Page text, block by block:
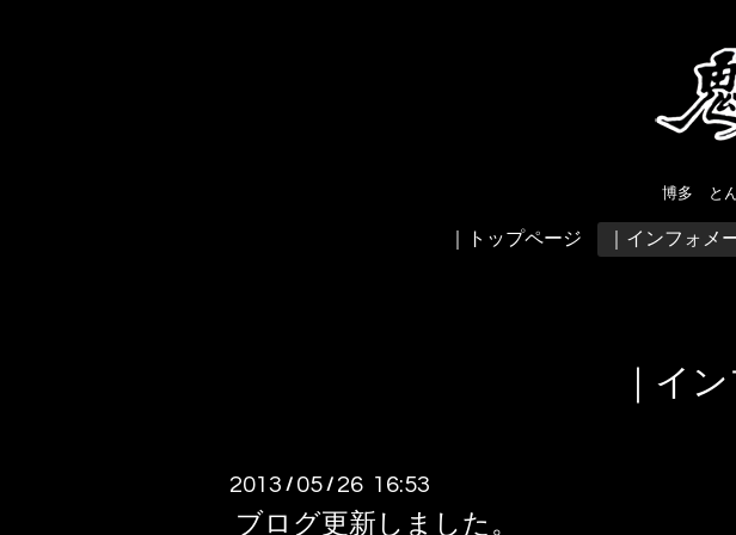
博多 と
｜トップページ ｜インフォメ
｜イ
2013 / 05 / 26 16:53
ブログ更新しました。